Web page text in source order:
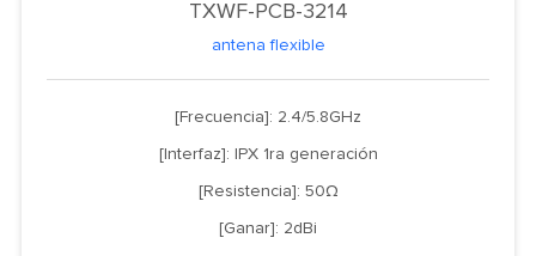
TXWF-PCB-3214
antena flexible
[Frecuencia]: 2.4/5.8GHz
[Interfaz]: IPX 1ra generación
[Resistencia]: 50Ω
[Ganar]: 2dBi